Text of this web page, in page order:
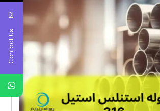
Contact Us